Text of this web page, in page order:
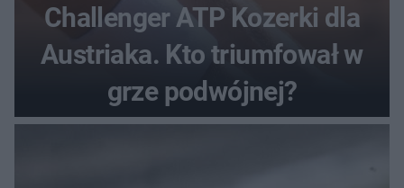
Challenger ATP Kozerki dla
Austriaka. Kto triumfował w
grze podwójnej?